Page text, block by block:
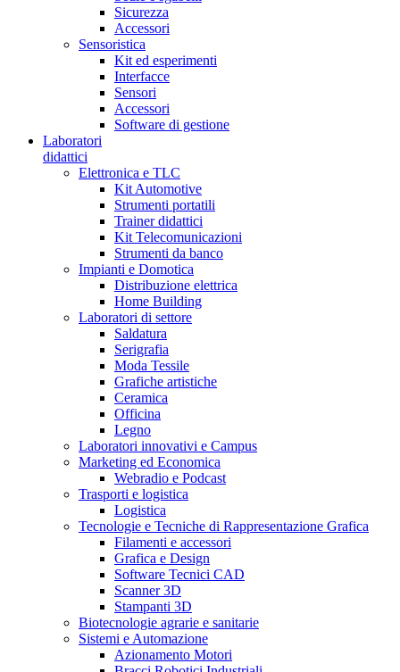
Sicurezza
Accessori
Sensoristica
Kit ed esperimenti
Interfacce
Sensori
Accessori
Software di gestione
Laboratori
didattici
Elettronica e TLC
Kit Automotive
Strumenti portatili
Trainer didattici
Kit Telecomunicazioni
Strumenti da banco
Impianti e Domotica
Distribuzione elettrica
Home Building
Laboratori di settore
Saldatura
Serigrafia
Moda Tessile
Grafiche artistiche
Ceramica
Officina
Legno
Laboratori innovativi e Campus
Marketing ed Economica
Webradio e Podcast
Trasporti e logistica
Logistica
Tecnologie e Tecniche di Rappresentazione Grafica
Filamenti e accessori
Grafica e Design
Software Tecnici CAD
Scanner 3D
Stampanti 3D
Biotecnologie agrarie e sanitarie
Sistemi e Automazione
Azionamento Motori